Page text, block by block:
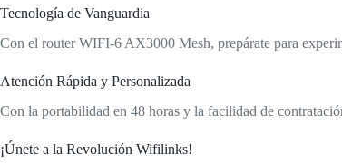
Tecnología de Vanguardia
Con el router WIFI-6 AX3000 Mesh, prepárate para
Atención Rápida y Personalizada
Con la portabilidad en 48 horas y la facilidad de
¡Únete a la Revolución Wifilinks!